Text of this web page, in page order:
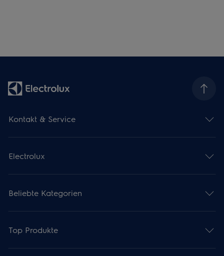
Kontakt & Service
Electrolux
Beliebte Kategorien
Top Produkte